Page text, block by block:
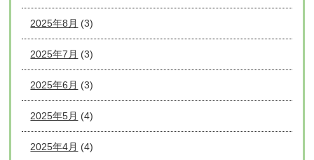
2025年8月 (3)
2025年7月 (3)
2025年6月 (3)
2025年5月 (4)
2025年4月 (4)